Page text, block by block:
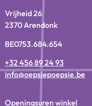
Vrijheid 26
2370 Arendonk
BE0753.684.654
+32 456 89 24 93
info@oepsiepoepsie.be
Openingsuren winkel